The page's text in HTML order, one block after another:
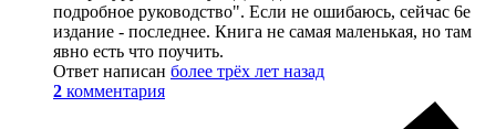
подробное руководство". Если не ошибаюсь, сейчас 6е
издание - последнее. Книга не самая маленькая, но там
явно есть что поучить.
Ответ написан более трёх лет назад
2 комментария